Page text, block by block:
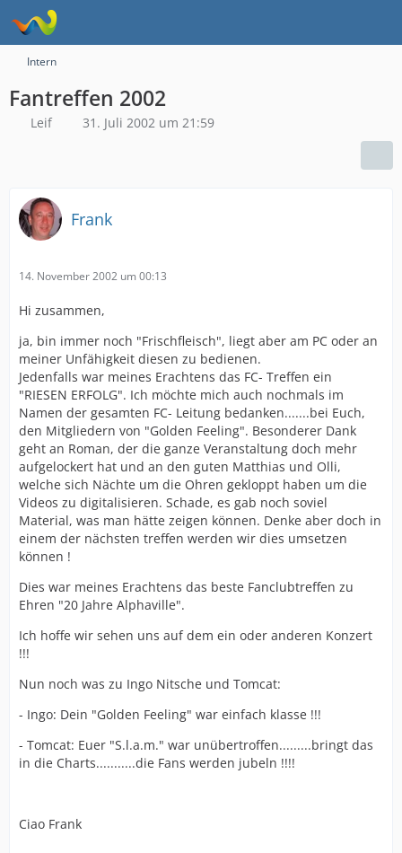
Intern
Fantreffen 2002
Leif 31. Juli 2002 um 21:59
Frank
14. November 2002 um 00:13
Hi zusammen,
ja, bin immer noch "Frischfleisch", liegt aber am PC oder an
meiner Unfähigkeit diesen zu bedienen.
Jedenfalls war meines Erachtens das FC- Treffen ein
"RIESEN ERFOLG". Ich möchte mich auch nochmals im
Namen der gesamten FC- Leitung bedanken.......bei Euch,
den Mitgliedern von "Golden Feeling". Besonderer Dank
geht an Roman, der die ganze Veranstaltung doch mehr
aufgelockert hat und an den guten Matthias und Olli,
welche sich Nächte um die Ohren gekloppt haben um die
Videos zu digitalisieren. Schade, es gab noch soviel
Material, was man hätte zeigen können. Denke aber doch in
einem der nächsten treffen werden wir dies umsetzen
können !
Dies war meines Erachtens das beste Fanclubtreffen zu
Ehren "20 Jahre Alphaville".
Ich hoffe wir sehen uns auf dem ein oder anderen Konzert
!!!
Nun noch was zu Ingo Nitsche und Tomcat:
- Ingo: Dein "Golden Feeling" war einfach klasse !!!
- Tomcat: Euer "S.l.a.m." war unübertroffen.........bringt das
in die Charts...........die Fans werden jubeln !!!!
Ciao Frank